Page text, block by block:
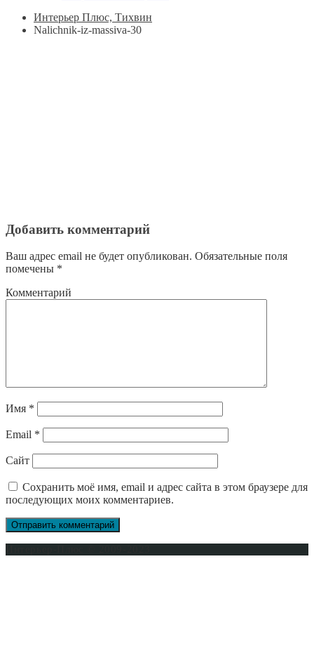
Интерьер Плюс, Тихвин
Nalichnik-iz-massiva-30
Добавить комментарий
Ваш адрес email не будет опубликован. Обязательные поля
помечены *
Комментарий
Имя *
Email *
Сайт
Сохранить моё имя, email и адрес сайта в этом браузере для
последующих моих комментариев.